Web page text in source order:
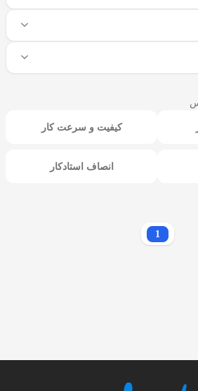
کیفیت و سرعت کار
انصاف استادکار
1